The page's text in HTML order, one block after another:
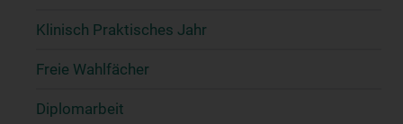
Klinisch Praktisches Jahr
Freie Wahlfächer
Diplomarbeit